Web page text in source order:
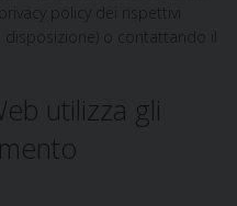
policy dei rispettivi
o contattando il
utilizza gli